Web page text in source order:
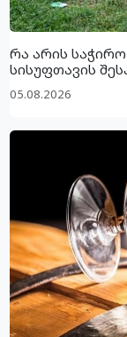
რა არის
სისუფთავის
05.08.2026